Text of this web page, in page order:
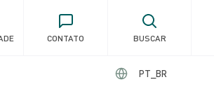
CONTATO BUSCAR
PT_BR